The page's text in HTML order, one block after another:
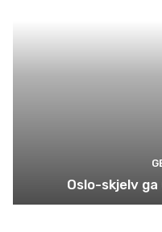
Oslo-skjelv